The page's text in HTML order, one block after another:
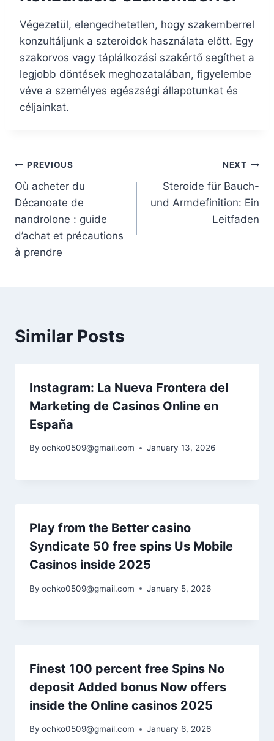
Végezetül, elengedhetetlen, hogy szakemberrel
konzultáljunk a szteroidok használata előtt. Egy
szakorvos vagy táplálkozási szakértő segíthet a
legjobb döntések meghozatalában, figyelembe
véve a személyes egészségi állapotunkat és
céljainkat.
Post
navigation
PREVIOUS
Où acheter du
Décanoate de
nandrolone : guide
d’achat et précautions
à prendre
NEXT
Steroide für Bauch-
und Armdefinition: Ein
Leitfaden
Similar Posts
Instagram: La Nueva Frontera del
Marketing de Casinos Online en
España
By ochko0509@gmail.com January 13, 2026
Play from the Better casino
Syndicate 50 free spins Us Mobile
Casinos inside 2025
By ochko0509@gmail.com January 5, 2026
Finest 100 percent free Spins No
deposit Added bonus Now offers
inside the Online casinos 2025
By ochko0509@gmail.com January 6, 2026